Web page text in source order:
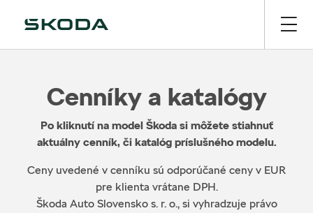
Cenníky a katalógy
Po kliknutí na model Škoda si môžete stiahnuť
aktuálny cenník, či katalóg príslušného modelu.
Ceny uvedené v cenníku sú odporúčané ceny v EUR
pre klienta vrátane DPH.
Škoda Auto Slovensko s. r. o., si vyhradzuje právo